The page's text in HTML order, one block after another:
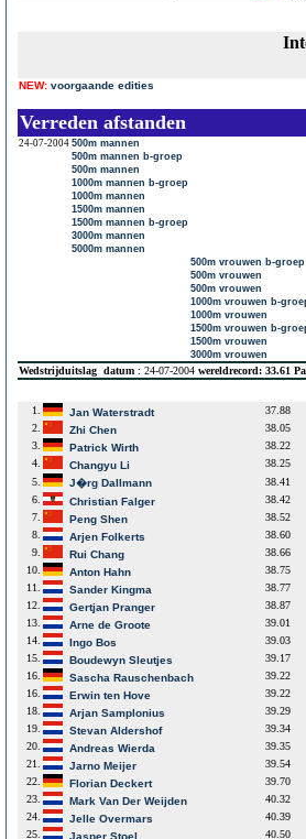
NEW: voorgaande edities
Verreden afstanden
24-07-2004 500m mannen
500m mannen b-groep
500m mannen
1000m mannen b-groep
1000m mannen
1500m mannen
1500m mannen b-groep
3000m mannen
5000m mannen
500m vrouwen b-groep
500m vrouwen
500m vrouwen
1000m vrouwen b-
1000m vrouwen
1500m vrouwen b-
1500m vrouwen
3000m vrouwen
Wedstrijduitslag datum : 24-07-2004 wereldrecord: 33.61
1. Jan Waterstradt
37.88
2.
Zhi Chen
38.05
3.
Patrick Wirth
38.22
4.
Changyu Li
38.25
5.
J�rg Dallmann
38.41
6.
Christian Falger
38.42
7.
Peng Shen
38.52
8.
Arjen Folkerts
38.60
9.
Rui Chang
38.66
10.
Anton Hahn
38.75
11.
Sander Kingma
38.77
12.
Gertjan Pranger
38.87
13.
Arne de Groote
39.01
14.
Ingo Bos
39.03
15.
Boudewyn Sleutjes
39.17
16.
Sascha Rauschenbach
39.22
16.
Erwin ten Hove
39.22
18.
Arjan Samplonius
39.29
19.
Stevan Aldershof
39.34
20.
Andreas Wierda
39.35
21.
Jarno Meijer
39.54
22.
Florian Deckert
39.70
23.
Mark Van Der Weijden
40.32
24.
Jelle Overmars
40.39
25.
40.50